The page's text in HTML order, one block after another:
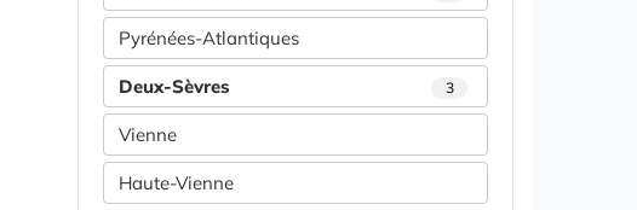
Pyrénées-Atlantiques
Deux-Sèvres 3
Vienne
Haute-Vienne